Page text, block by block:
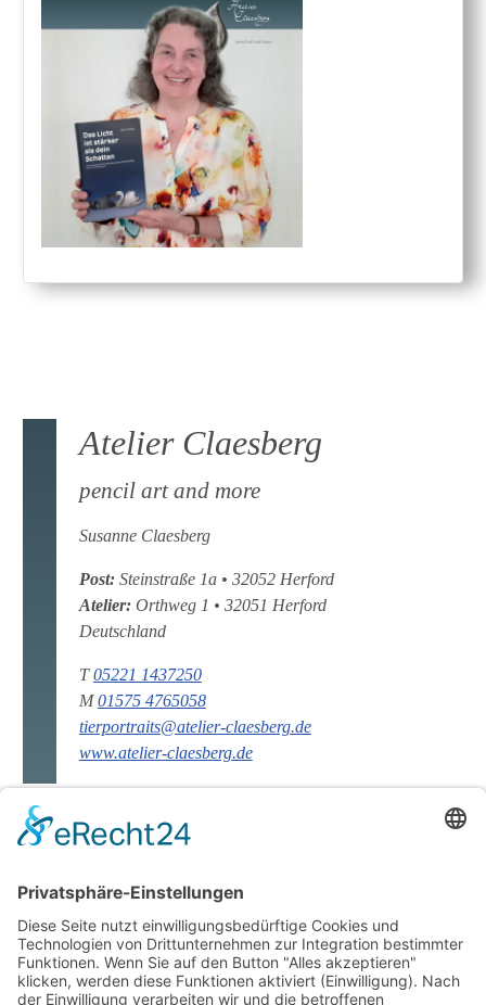
Atelier Claesberg
pencil art and more
Susanne Claesberg
Post: Steinstraße 1a• 32052 Herford
Atelier: Orthweg 1 • 32051 Herford
Deutschland
T05221 1437250
M01575 4765058
tierportraits@atelier-claesberg.de
www.atelier-claesberg.de